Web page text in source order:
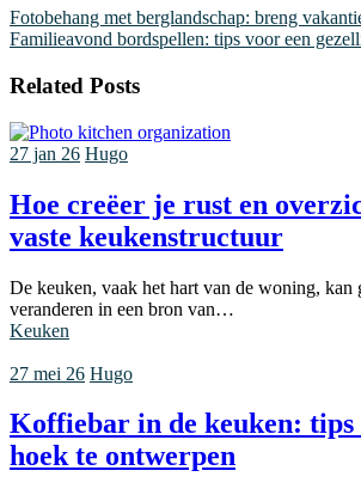
Fotobehang met berglandschap: breng
Familieavond bordspellen: tips voor een
Related Posts
27 jan 26 Hugo
Hoe creëer je rust en
vaste keukenstructuur
De keuken, vaak het hart van de woning, kan
veranderen in een bron van…
Keuken
27 mei 26 Hugo
Koffiebar in de keuken: tips
hoek te ontwerpen